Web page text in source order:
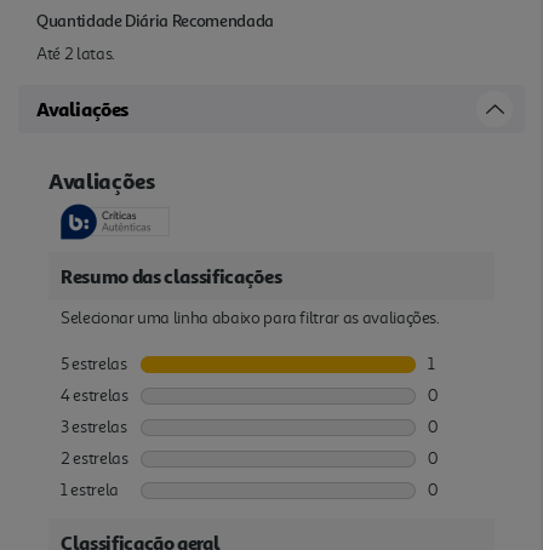
Quantidade Diária Recomendada
Até 2 latas.
Avaliações